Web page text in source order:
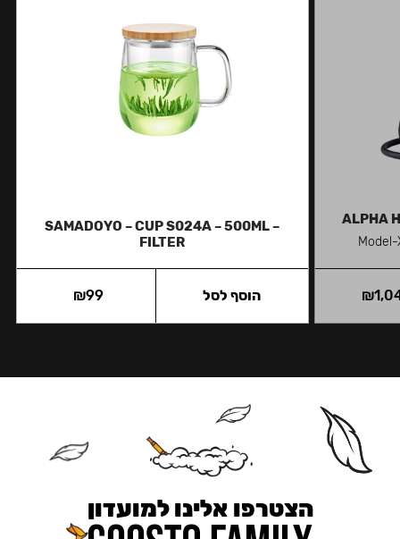
ALPHA
₪
SAMADOYO – CUP S024A – 500ML –
FILTER
₪99 הוסף לסל
הצטרפו אלינו למועדון